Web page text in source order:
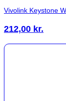
Vivolink Keystone
212,00 kr.